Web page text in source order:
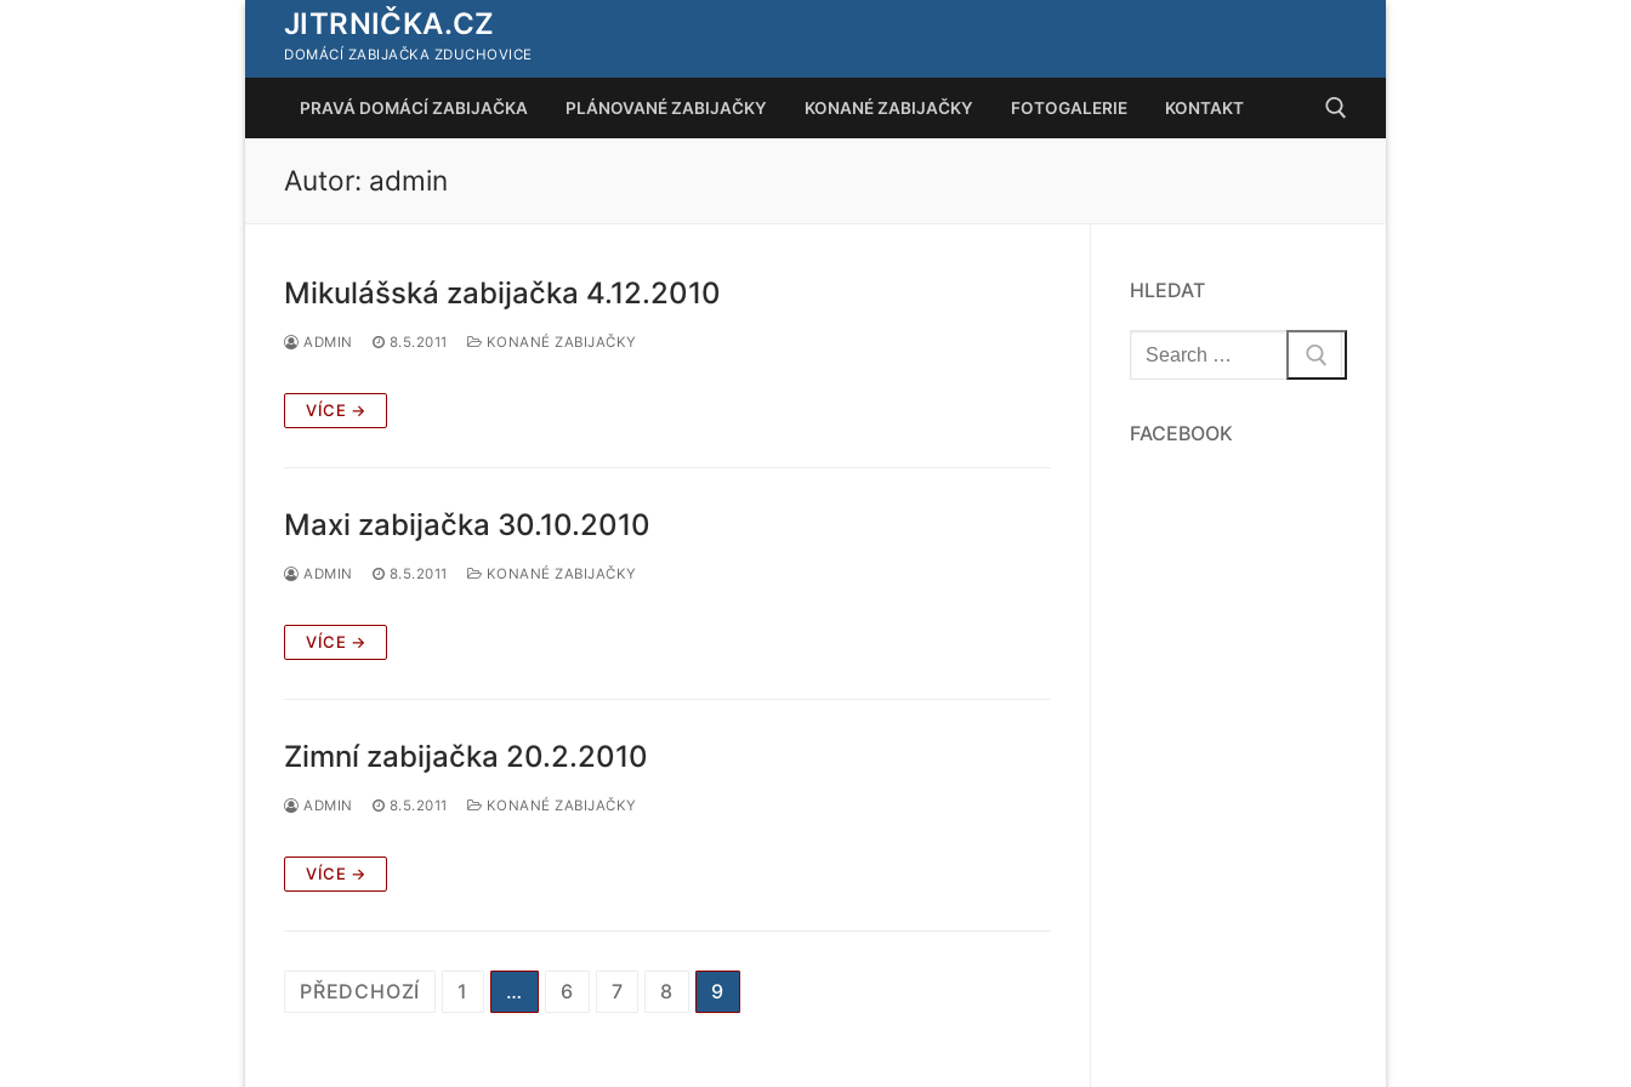
Přeskočit
obsah
JITRNIČKA.CZ
DOMÁCÍ ZABIJAČKA ZDUCHOVICE
PRAVÁ DOMÁCÍ ZABIJAČKA PLÁNOVANÉ ZABIJAČKY KONANÉ ZABIJAČKY FOTOGALERIE KONTAKT
Autor: admin
Mikulášská zabijačka 4.12.2010
ADMIN 8.5.2011 KONANÉ ZABIJAČKY
VÍCE →
Maxi zabijačka 30.10.2010
ADMIN 8.5.2011 KONANÉ ZABIJAČKY
VÍCE →
Zimní zabijačka 20.2.2010
ADMIN 8.5.2011 KONANÉ ZABIJAČKY
VÍCE →
Stránkování
PŘEDCHOZÍ 1 … 6 7 8 9
HLEDAT
Hledat:
FACEBOOK